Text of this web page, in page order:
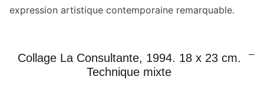
expression artistique contemporaine remarquable.
Collage La Consultante, 1994. 18 x 23 cm.
Technique mixte